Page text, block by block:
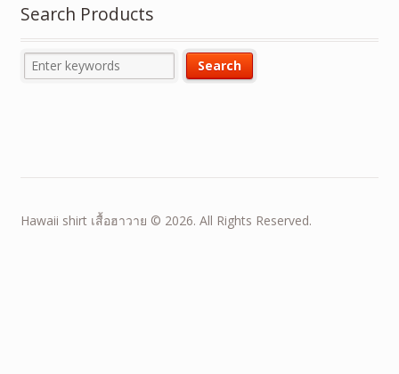
Search Products
Hawaii shirt เสื้อฮาวาย © 2026. All Rights Reserved.